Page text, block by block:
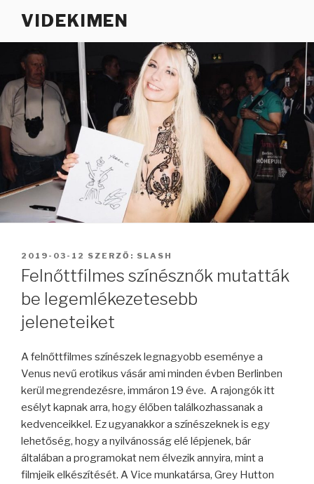
VIDEKIMEN
BEKÜLDVE:
2019-03-12 SZERZŐ: SLASH
Felnőttfilmes színésznők mutatták
be legemlékezetesebb
jeleneteiket
A felnőttfilmes színészek legnagyobb eseménye a
Venus nevű erotikus vásár ami minden évben Berlinben
kerül megrendezésre, immáron 19 éve. A rajongók itt
esélyt kapnak arra, hogy élőben találkozhassanak a
kedvenceikkel. Ez ugyanakkor a színészeknek is egy
lehetőség, hogy a nyilvánosság elé lépjenek, bár
általában a programokat nem élvezik annyira, mint a
filmjeik elkészítését. A Vice munkatársa, Grey Hutton